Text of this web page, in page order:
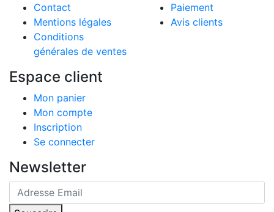
Contact
Mentions légales
Conditions
générales de ventes
Paiement
Avis clients
Espace client
Mon panier
Mon compte
Inscription
Se connecter
Newsletter